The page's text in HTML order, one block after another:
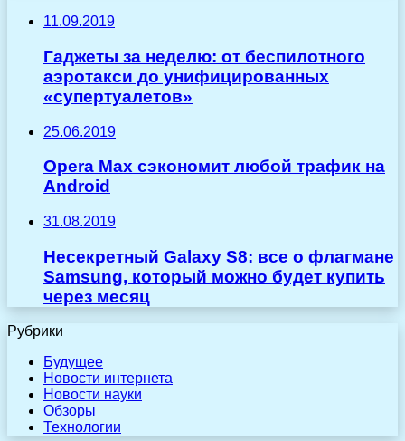
11.09.2019
Гаджеты за неделю: от беспилотного
аэротакси до унифицированных
«супертуалетов»
25.06.2019
Opera Max сэкономит любой трафик на
Android
31.08.2019
Несекретный Galaxy S8: все о флагмане
Samsung, который можно будет купить
через месяц
Рубрики
Будущее
Новости интернета
Новости науки
Обзоры
Технологии